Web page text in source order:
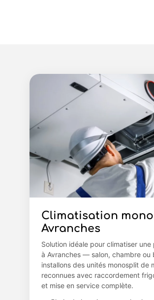
Climatisation
Avranches
Solution idéale pour climatiser
à Avranches — salon, chambre ou
installons des unités monosplit de
reconnues avec raccordement
et mise en service complète.